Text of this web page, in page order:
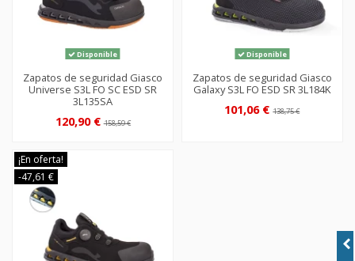
Disponible
Zapatos de seguridad Giasco
Universe S3L FO SC ESD SR
3L135SA
120,90 €158,59 €
Disponible
Zapatos de seguridad Giasco
Galaxy S3L FO ESD SR 3L184K
101,06 €138,75 €
¡En oferta!
-47,61 €